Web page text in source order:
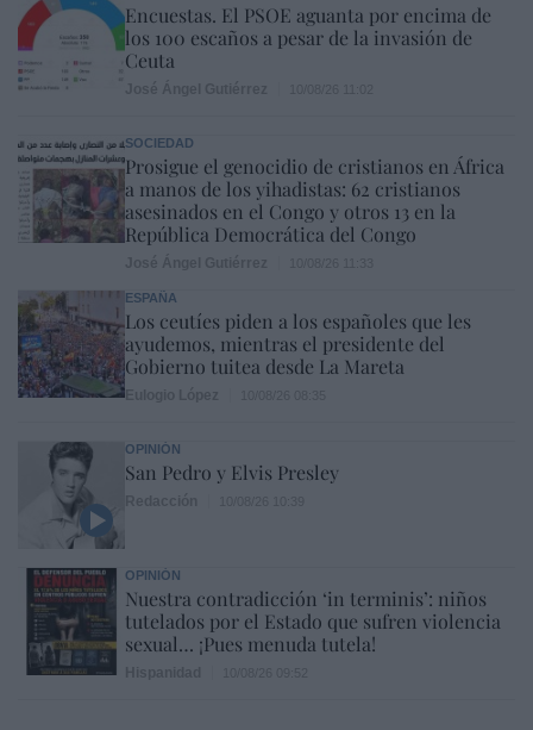
Encuestas. El PSOE aguanta por encima de
los 100 escaños a pesar de la invasión de
Ceuta
SOCIEDAD
Prosigue el genocidio de cristianos en África
a manos de los yihadistas: 62 cristianos
asesinados en el Congo y otros 13 en la
República Democrática del Congo
ESPAÑA
Los ceutíes piden a los españoles que les
ayudemos, mientras el presidente del
Gobierno tuitea desde La Mareta
OPINIÓN
San Pedro y Elvis Presley
OPINIÓN
Nuestra contradicción ‘in terminis’: niños
tutelados por el Estado que sufren violencia
sexual… ¡Pues menuda tutela!